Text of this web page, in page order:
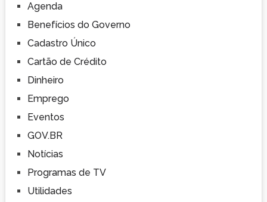
Agenda
Benefícios do Governo
Cadastro Único
Cartão de Crédito
Dinheiro
Emprego
Eventos
GOV.BR
Notícias
Programas de TV
Utilidades